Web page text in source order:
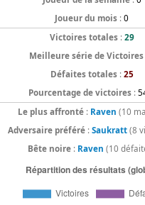
Joueur du mois : 0
Victoires totales: 29
Meilleure série de Victoires
Défaites totales: 25
Pourcentage de victoires :
Le plus affronté : Raven (10
Adversaire préféré : Saukratt (8
Bête noire : Raven (10